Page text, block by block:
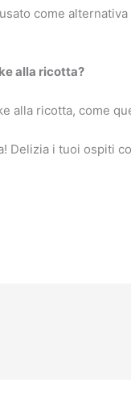
come
alla ricotta?
alla ricotta, come
Delizia i tuoi ospiti